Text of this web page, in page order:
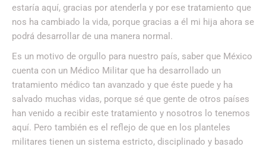
estaría aquí, gracias por atenderla y por ese tratamiento que
nos ha cambiado la vida, porque gracias a él mi hija ahora se
podrá desarrollar de una manera normal.
Es un motivo de orgullo para nuestro país, saber que México
cuenta con un Médico Militar que ha desarrollado un
tratamiento médico tan avanzado y que éste puede y ha
salvado muchas vidas, porque sé que gente de otros países
han venido a recibir este tratamiento y nosotros lo tenemos
aquí. Pero también es el reflejo de que en los planteles
militares tienen un sistema estricto, disciplinado y basado